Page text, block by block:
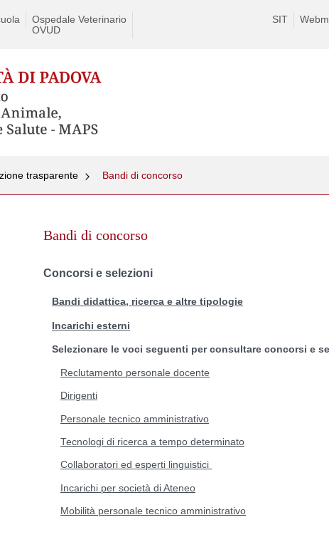
Ospedale Veterinario
OVUD
SIT
trasparente Bandi di concorso
Bandi di concorso
Concorsi e selezioni
Bandi didattica, ricerca e altre tipologie
Incarichi esterni
Selezionare le voci seguenti per consultare concorsi e
Reclutamento personale docente
Dirigenti
Personale tecnico amministrativo
Tecnologi di ricerca a tempo determinato
Collaboratori ed esperti linguistici
Incarichi per società di Ateneo
Mobilità personale tecnico amministrativo